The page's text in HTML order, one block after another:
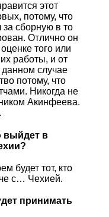
этот
потому, что
сборную в то
Отлично он
того или
работы, и от
случае
потому, что
Никогда не
Акинфеева.
выйдет в
будет тот, кто
с… Чехией.
принимать